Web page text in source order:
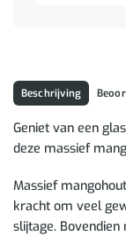
Beschrijving
Geniet van een
deze massief
Massief
kracht om veel
slijtage.